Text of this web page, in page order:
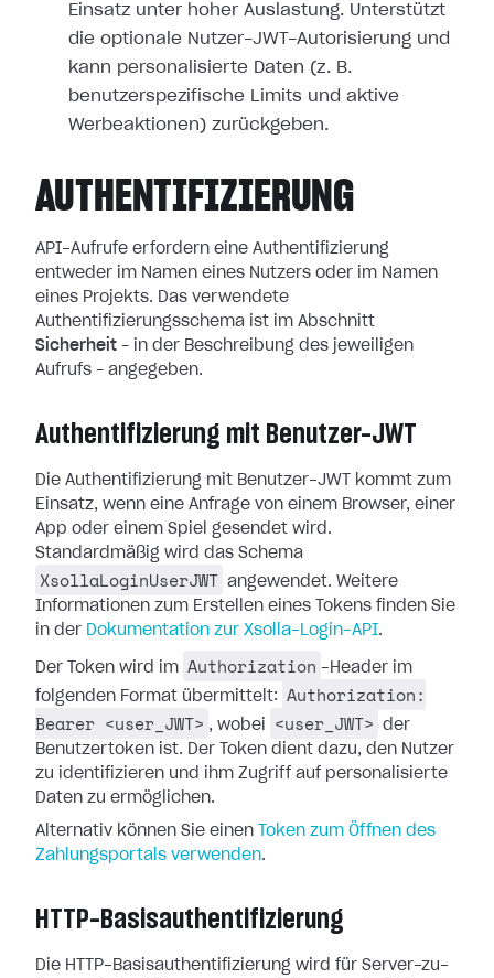
Einsatz unter hoher Auslastung. Unterstützt
die optionale Nutzer-JWT-Autorisierung und
kann personalisierte Daten (z. B.
benutzerspezifische Limits und aktive
Werbeaktionen) zurückgeben.
AUTHENTIFIZIERUNG
API-Aufrufe erfordern eine Authentifizierung
entweder im Namen eines Nutzers oder im Namen
eines Projekts. Das verwendete
Authentifizierungsschema ist im Abschnitt
Sicherheit – in der Beschreibung des jeweiligen
Aufrufs – angegeben.
Authentifizierung mit Benutzer-JWT
Die Authentifizierung mit Benutzer-JWT kommt zum
Einsatz, wenn eine Anfrage von einem Browser, einer
App oder einem Spiel gesendet wird.
Standardmäßig wird das Schema
XsollaLoginUserJWT angewendet. Weitere
Informationen zum Erstellen eines Tokens finden Sie
in der Dokumentation zur Xsolla-Login-API.
Der Token wird im Authorization -Header im
folgenden Format übermittelt:
Authorization:
Bearer <user_JWT> , wobei <user_JWT>
der
Benutzertoken ist. Der Token dient dazu, den Nutzer
zu identifizieren und ihm Zugriff auf personalisierte
Daten zu ermöglichen.
Alternativ können Sie einen
Token zum Öffnen des
Zahlungsportals verwenden.
HTTP-Basisauthentifizierung
Die HTTP-Basisauthentifizierung wird für Server-zu-